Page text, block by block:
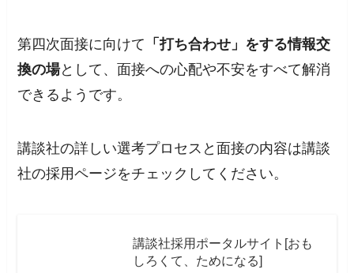
第四次面接に向けて 「打ち合わせ」をする情報交
換の場として、面接への心配や不安をすべて解消
できるようです。
講談社の詳しい選考プロセスと面接の内容は講談
社の採用ページをチェックしてください。
講談社採用ポータルサイト[おも
しろくて、ためになる]